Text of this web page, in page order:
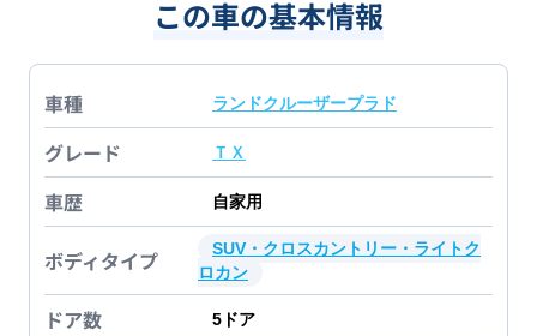
この車の基本情報
車種 ランドクルーザープラド
グレード ＴＸ
車歴 自家用
ボディタイプ
SUV・クロスカントリー・ライトク
ロカン
ドア数 5 ドア